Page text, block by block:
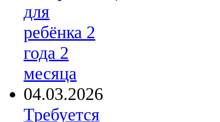
для
ребёнка 2
года 2
месяца
04.03.2026
Требуется